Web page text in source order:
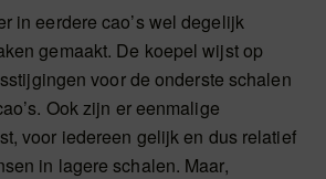
in eerdere cao’s wel degelijk
gemaakt. De koepel wijst op
voor de onderste schalen
Ook zijn er eenmalige
voor iedereen gelijk en dus relatief
in lagere schalen. Maar,